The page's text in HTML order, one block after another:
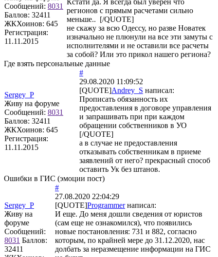
Сообщений: 8031
Баллов: 32411
ЖКХоинов: 645
Регистрация:
11.11.2015
регионов с прямым расчетами сильно
меньше.. [/QUOTE]
не скажу за всю Одессу, но разве Новатек
изначально не плюнули на все эти замуты с
исполнителями и не оставили все расчеты
за собой? Или это прикол нашего региона?
Где взять персональные данные
Sergey_P
Живу на форуме
Сообщений: 8031
Баллов: 32411
ЖКХоинов: 645
Регистрация:
11.11.2015
#
29.08.2020 11:09:52
[QUOTE]Andrey_S написал:
Прописать обязанность их
предоставления в договоре управления
и запрашивать при при каждом
обращении собственников в УО
[/QUOTE]
а в случае не предоставления
отказывать собственникам в приеме
заявлений от него? прекрасный способ
оставить Ук без штанов.
Ошибки в ГИС (эмоции пост)
Sergey_P
Живу на
форуме
Сообщений:
8031 Баллов:
32411
#
27.08.2020 22:04:29
[QUOTE]Programmerнаписал:
И еще. До меня дошли сведения от юристов
(сам еще не ознакомился), что появились
новые постановления: 731 и 882, согласно
которым, по крайней мере до 31.12.2020, нас
долбать за неразмещение информации на ГИС